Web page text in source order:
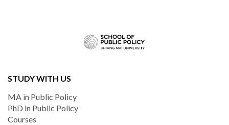
STUDY WITH US
MA in Public Policy
PhD in Public Policy
Courses